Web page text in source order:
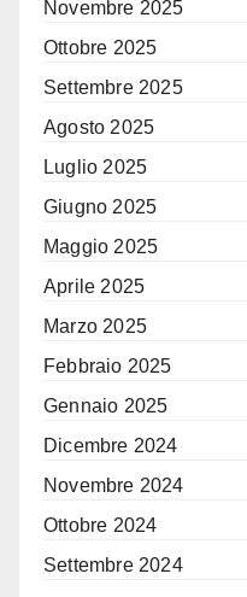
Novembre 2025
Ottobre 2025
Settembre 2025
Agosto 2025
Luglio 2025
Giugno 2025
Maggio 2025
Aprile 2025
Marzo 2025
Febbraio 2025
Gennaio 2025
Dicembre 2024
Novembre 2024
Ottobre 2024
Settembre 2024